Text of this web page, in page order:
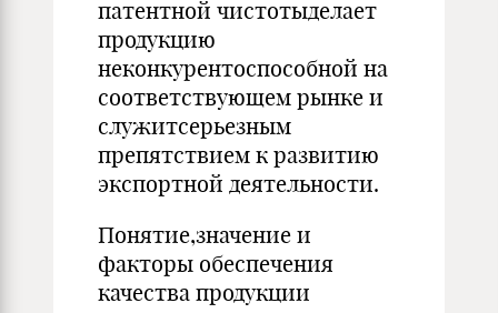
патентной чистотыделает
продукцию
неконкурентоспособной на
соответствующем рынке и
слу­житсерьезным
препятствием к развитию
экспортной деятельности.
Понятие,значение и
факторы обеспечения
качества продукции